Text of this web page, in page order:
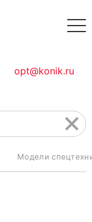
opt@konik.ru
Модели